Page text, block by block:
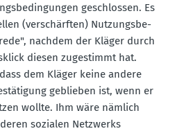
geschlossen. Es
(verschärften) Nutzungs­be­
nachdem der Kläger durch
diesen zugestimmt hat.
dem Kläger keine andere
geblieben ist, wenn er
wollte. Ihm wäre nämlich
sozialen Netzwerks